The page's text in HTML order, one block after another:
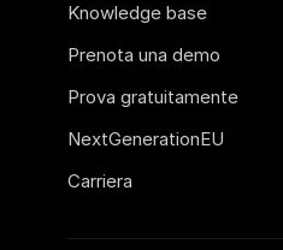
Knowledge base
Prenota una demo
Prova gratuitamente
NextGenerationEU
Carriera